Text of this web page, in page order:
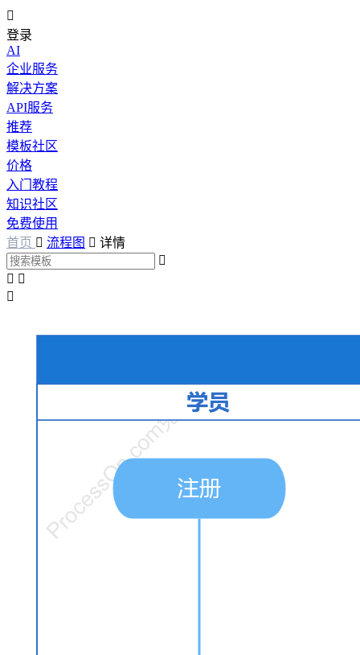

登录
AI
企业服务
解决方案
API服务
推荐
模板社区
价格
入门教程
知识社区
免费使用
首页  流程图  详情

 
